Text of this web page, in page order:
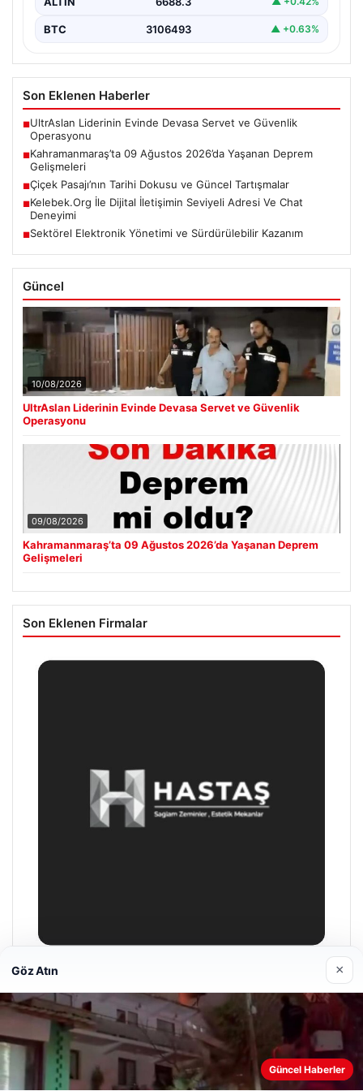
BTC 3106493 ▲ +0.63%
Son Eklenen Haberler
■UltrAslan Liderinin Evinde Devasa Servet ve Güvenlik
Operasyonu
■Kahramanmaraş’ta 09 Ağustos 2026’da Yaşanan Deprem
Gelişmeleri
■Çiçek Pasajı’nın Tarihi Dokusu ve Güncel Tartışmalar
■Kelebek.Org İle Dijital İletişimin Seviyeli Adresi Ve Chat
Deneyimi
■Sektörel Elektronik Yönetimi ve Sürdürülebilir Kazanım
Güncel
10/08/2026
UltrAslan Liderinin Evinde Devasa Servet ve Güvenlik
Operasyonu
09/08/2026
Kahramanmaraş’ta 09 Ağustos 2026’da Yaşanan Deprem
Gelişmeleri
Son Eklenen Firmalar
Enes Kaplan Avukatlık Bürosu
28/04/2026
Web sitemizi nasıl kullandığınızı daha iyi anlayabilmek,
Göz Atın ×
Güncel Haberler